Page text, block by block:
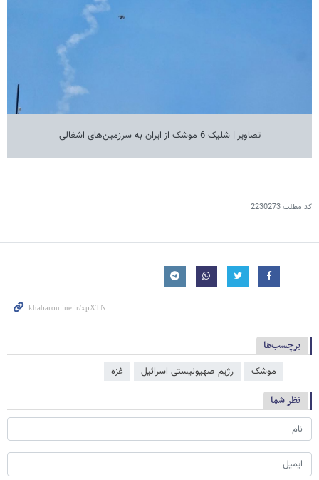
تصاویر | شلیک 6 موشک از ایران به سرزمین‌های اشغالی
کد مطلب2230273
برچسب‌ها
موشک رژیم صهیونیستی اسرائیل غزه
نظر شما